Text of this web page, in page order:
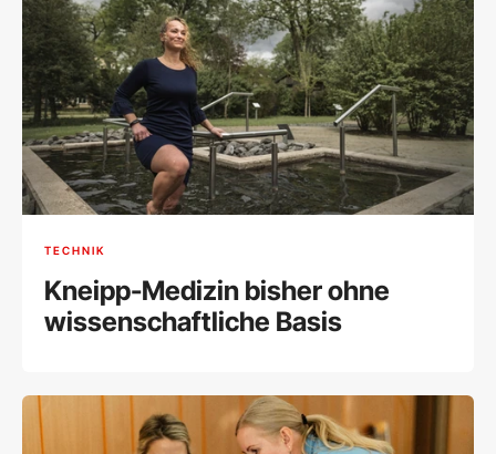
TECHNIK
Kneipp-Medizin bisher ohne
wissenschaftliche Basis